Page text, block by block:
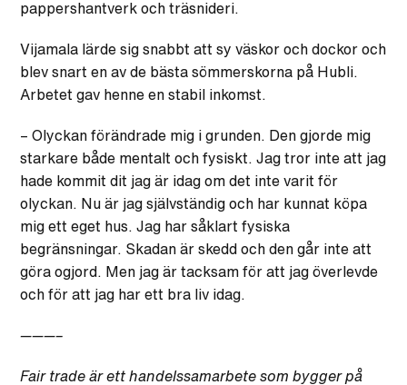
pappershantverk och träsnideri.
Vijamala lärde sig snabbt att sy väskor och dockor och
blev snart en av de bästa sömmerskorna på Hubli.
Arbetet gav henne en stabil inkomst.
– Olyckan förändrade mig i grunden. Den gjorde mig
starkare både mentalt och fysiskt. Jag tror inte att jag
hade kommit dit jag är idag om det inte varit för
olyckan. Nu är jag självständig och har kunnat köpa
mig ett eget hus. Jag har såklart fysiska
begränsningar. Skadan är skedd och den går inte att
göra ogjord. Men jag är tacksam för att jag överlevde
och för att jag har ett bra liv idag.
———–
Fair trade är ett handelssamarbete som bygger på